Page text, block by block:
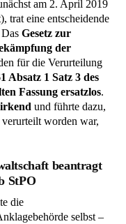
am 2. April 2019
trat eine entscheidende
Gesetz zur
der
für die Verurteilung
Absatz 1 Satz 3 des
Fassung ersatzlos.
und führte dazu,
worden war,
beantragt
StPO
die
selbst –